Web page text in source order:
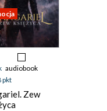
audiobook
pkt
Zew